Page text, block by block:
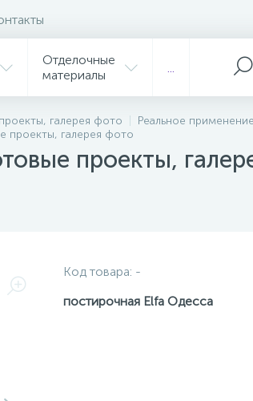
Отделочные
материалы
галерея фото
Реальное
проекты, галерея фото
проекты,
Код товара: -
постирочная Elfa Одесса